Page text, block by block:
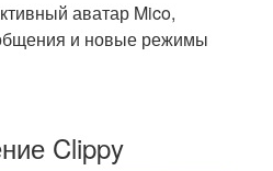
аватар Mico,
и новые режимы
Clippy